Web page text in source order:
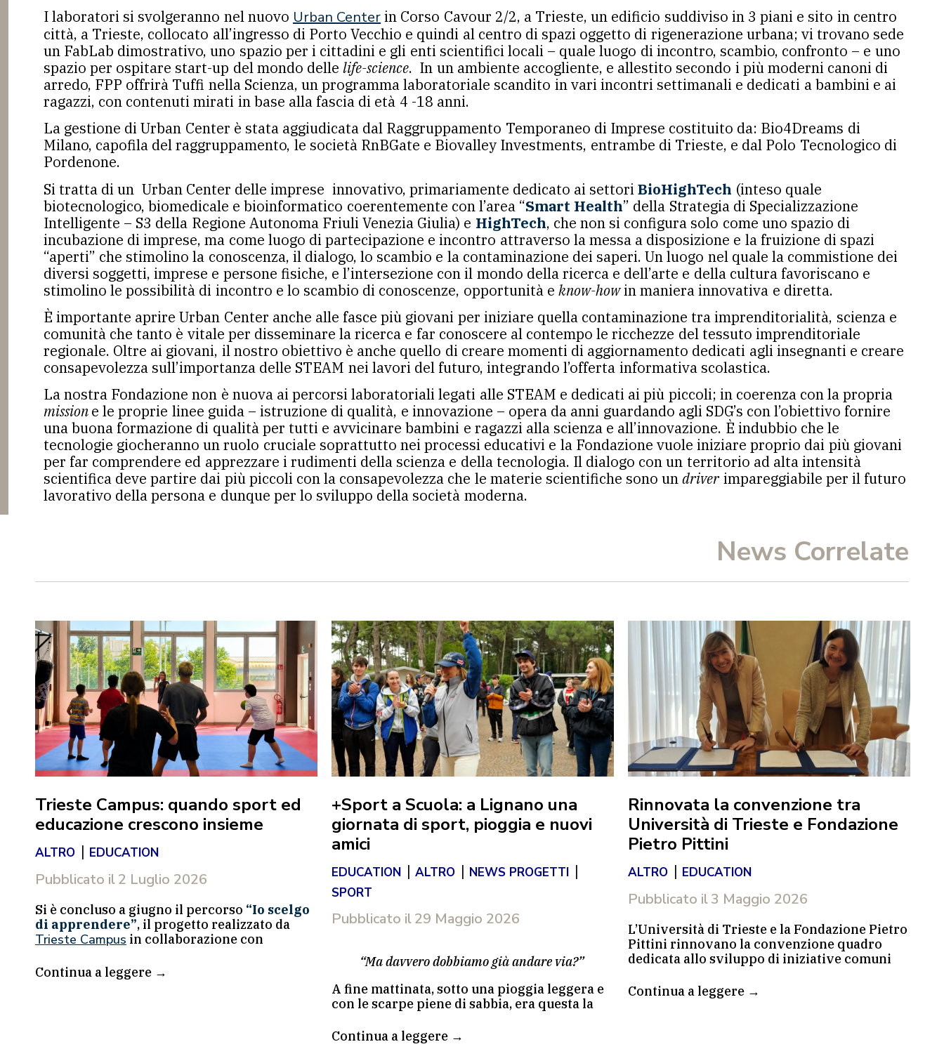
I laboratori si svolgeranno nel nuovo Urban Centerin Corso Cavour 2/2, a Trieste, un edificio suddiviso in 3 piani e sito in centro
città, a Trieste, collocato all’ingresso di Porto Vecchio e quindi al centro di spazi oggetto di rigenerazione urbana; vi trovano sede
un FabLab dimostrativo, uno spazio per i cittadini e gli enti scientifici locali – quale luogo di incontro, scambio, confronto – e uno
spazio per ospitare start-up del mondo dellelife-science. In un ambiente accogliente, e allestito secondo i più moderni canoni di
arredo, FPP offrirà Tuffi nella Scienza, un programma laboratoriale scandito in vari incontri settimanali e dedicati a bambini e ai
ragazzi, con contenuti mirati in base alla fascia di età 4 -18 anni.
La gestione di Urban Center è stata aggiudicata dal Raggruppamento Temporaneo di Imprese costituito da: Bio4Dreams di
Milano, capofila del raggruppamento, le società RnBGate e Biovalley Investments, entrambe di Trieste, e dal Polo Tecnologico di
Pordenone.
Si tratta di un Urban Center delle imprese innovativo, primariamente dedicato ai settoriBioHighTech (inteso quale
biotecnologico, biomedicale e bioinformatico coerentemente con l’area “Smart Health” della Strategia di Specializzazione
Intelligente – S3 della Regione Autonoma Friuli Venezia Giulia) e HighTech, che non si configura solo come uno spazio di
incubazione di imprese, ma come luogo di partecipazione e incontro attraverso la messa a disposizione e la fruizione di spazi
“aperti” che stimolino la conoscenza, il dialogo, lo scambio e la contaminazione dei saperi. Un luogo nel quale la commistione dei
diversi soggetti, imprese e persone fisiche, e l’intersezione con il mondo della ricerca e dell’arte e della cultura favoriscano e
stimolino le possibilità di incontro e lo scambio di conoscenze, opportunità e know-howin maniera innovativa e diretta.
È importante aprire Urban Center anche alle fasce più giovani per iniziare quella contaminazione tra imprenditorialità, scienza e
comunità che tanto è vitale per disseminare la ricerca e far conoscere al contempo le ricchezze del tessuto imprenditoriale
regionale. Oltre ai giovani, il nostro obiettivo è anche quello di creare momenti di aggiornamento dedicati agli insegnanti e creare
consapevolezza sull’importanza delle STEAM nei lavori del futuro, integrando l’offerta informativa scolastica.
La nostra Fondazione non è nuova ai percorsi laboratoriali legati alle STEAM e dedicati ai più piccoli; in coerenza con la propria
missione le proprie linee guida – istruzione di qualità, e innovazione – opera da anni guardando agli SDG’s con l’obiettivo fornire
una buona formazione di qualità per tutti e avvicinare bambini e ragazzi alla scienza e all’innovazione. È indubbio che le
tecnologie giocheranno un ruolo cruciale soprattutto nei processi educativi e la Fondazione vuole iniziare proprio dai più giovani
per far comprendere ed apprezzare i rudimenti della scienza e della tecnologia. Il dialogo con un territorio ad alta intensità
scientifica deve partire dai più piccoli con la consapevolezza che le materie scientifiche sono undriverimpareggiabile per il futuro
lavorativo della persona e dunque per lo sviluppo della società moderna.
News Correlate
Trieste Campus: quando sport ed
educazione crescono insieme
ALTRO | EDUCATION
Pubblicato il2 Luglio 2026
Si è concluso a giugno il percorso “Io scelgo
di apprendere”, il progetto realizzato da
Trieste Campus in collaborazione con
tra gli 8 e i 13 anni seguiti dai servizi del
territorio. L’iniziativa nasce da un’idea
Continua a leggere →
+Sport a Scuola: a Lignano una
giornata di sport, pioggia e nuovi
amici
EDUCATION | ALTRO | NEWS PROGETTI |
SPORT
Pubblicato il29 Maggio 2026
“Ma davvero dobbiamo già andare via?”
A fine mattinata, sotto una pioggia leggera e
con le scarpe piene di sabbia, era questa la
400 ragazzi arrivati a Lignano Sabbiadoro
Continua a leggere →
Rinnovata la convenzione tra
Università di Trieste e Fondazione
Pietro Pittini
ALTRO | EDUCATION
Pubblicato il3 Maggio 2026
L’Università di Trieste e la Fondazione Pietro
Pittini rinnovano la convenzione quadro
dedicata allo sviluppo di iniziative comuni
sostenibilità, dell’autoimprenditorialità e
dell’innovazione sociale.
Continua a leggere →